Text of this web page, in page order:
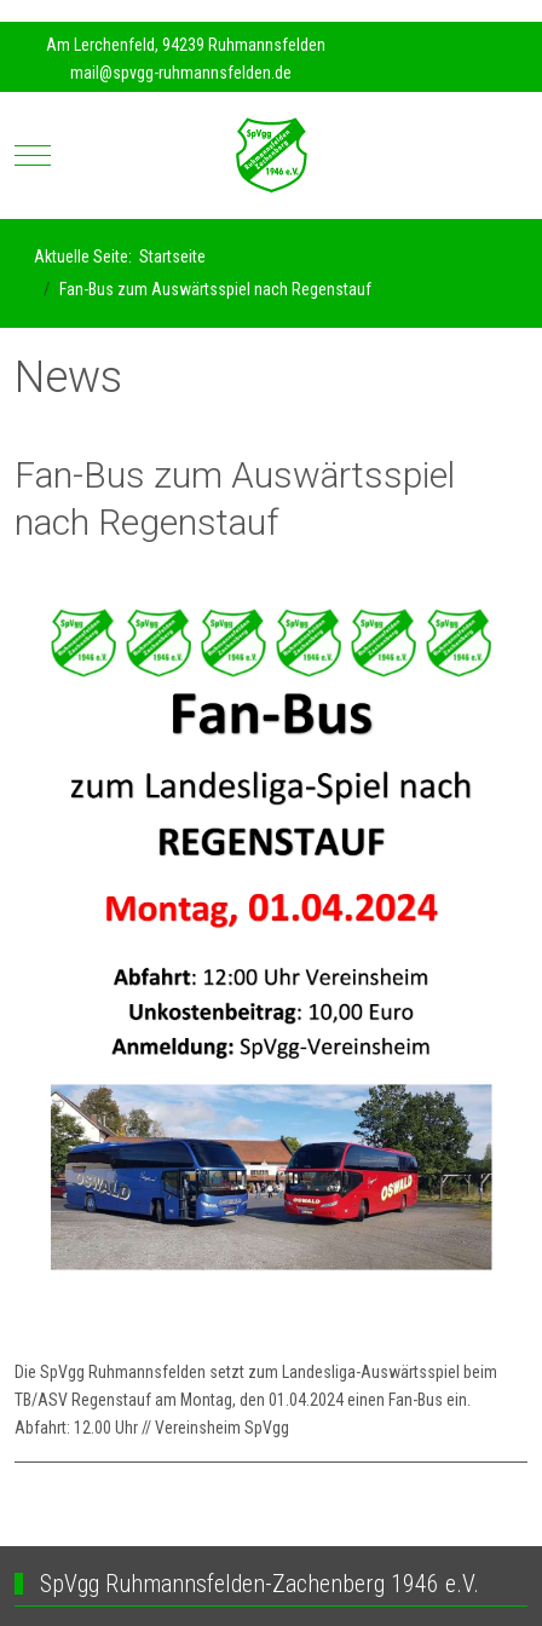
Am Lerchenfeld, 94239 Ruhmannsfelden
mail@spvgg-ruhmannsfelden.de
Mobile Menu Toggle
Aktuelle Seite: Startseite
Fan-Bus zum Auswärtsspiel nach Regenstauf
News
Fan-Bus zum Auswärtsspiel
nach Regenstauf
Die SpVgg Ruhmannsfelden setzt zum Landesliga-Auswärtsspiel beim
TB/ASV Regenstauf am Montag, den 01.04.2024 einen Fan-Bus ein.
Abfahrt: 12.00 Uhr // Vereinsheim SpVgg
SpVgg Ruhmannsfelden-Zachenberg 1946 e.V.